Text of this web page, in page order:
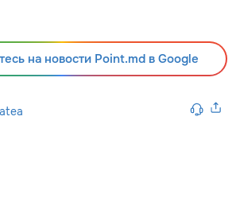
на новости Point.md в Google